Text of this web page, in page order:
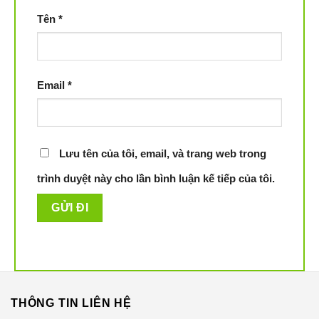
Nhật Bản chống lại các tác nhân gây kích ứng có trong
Hộp chứa bụi 0,65L
Tên *
Email *
Lưu tên của tôi, email, và trang web trong
trình duyệt này cho lần bình luận kế tiếp của tôi.
THÔNG TIN LIÊN HỆ